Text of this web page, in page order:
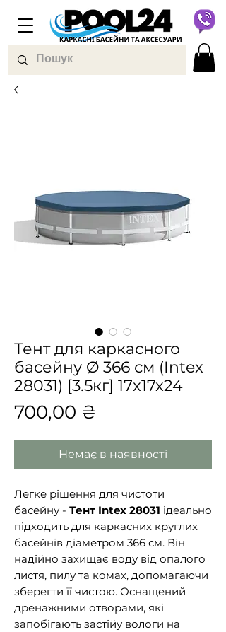
Тент для каркасного
басейну Ø 366 см (Intex
28031) [3.5кг] 17x17x24
700,00 ₴
Немає в наявності
Легке рішення для чистоти
басейну - Тент Intex 28031 ідеально
підходить для каркасних круглих
басейнів діаметром 366 см. Він
надійно захищає воду від опалого
листя, пилу та комах, допомагаючи
зберегти її чистою. Оснащений
дренажними отворами, які
запобігають застійу вологи на